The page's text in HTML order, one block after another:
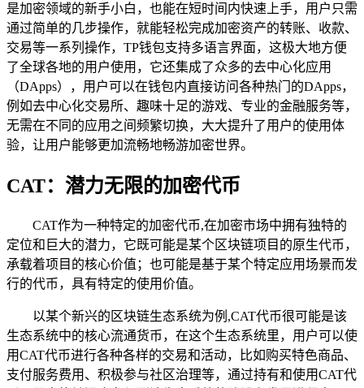
是加密领域的新手小白，也能在短时间内快速上手，用户只需
通过简单的几步操作，就能轻松完成加密资产的转账、收款、
交易等一系列操作，TP钱包支持多语言界面，这极大地方便
了全球各地的用户使用，它还集成了众多的去中心化应用
（DApps），用户可以在钱包内直接访问各种热门的DApps，
例如去中心化交易所、趣味十足的游戏、专业的金融服务等，
无需在不同的应用之间频繁切换，大大提升了用户的使用体
验，让用户能够更加流畅地畅游加密世界。
CAT：潜力无限的加密代币
CAT作为一种特定的加密代币,在加密市场中拥有独特的
定位和巨大的潜力，它既可能是某个区块链项目的原生代币，
承载着项目的核心价值；也可能是基于某个特定应用场景而发
行的代币，具有特定的使用价值。
以某个新兴的区块链生态系统为例,CAT代币很可能是该
生态系统中的核心流通货币，在这个生态系统里，用户可以使
用CAT代币进行各种各样的交易和活动，比如购买特色商品、
支付服务费用、积极参与社区治理等，通过持有和使用CAT代